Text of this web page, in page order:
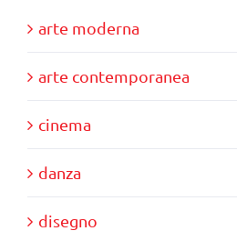
arte moderna
arte contemporanea
cinema
danza
disegno